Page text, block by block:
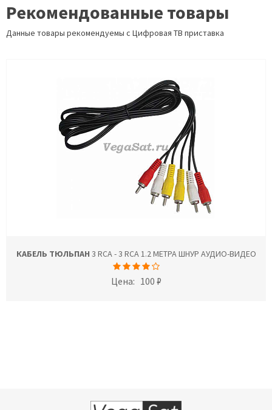
Рекомендованные товары
Данные товары рекомендуемы с Цифровая ТВ приставка
КАБЕЛЬ ТЮЛЬПАН 3 RCA - 3 RCA 1.2 МЕТРА ШНУР АУДИО-ВИДЕО
Цена: 100 ₽